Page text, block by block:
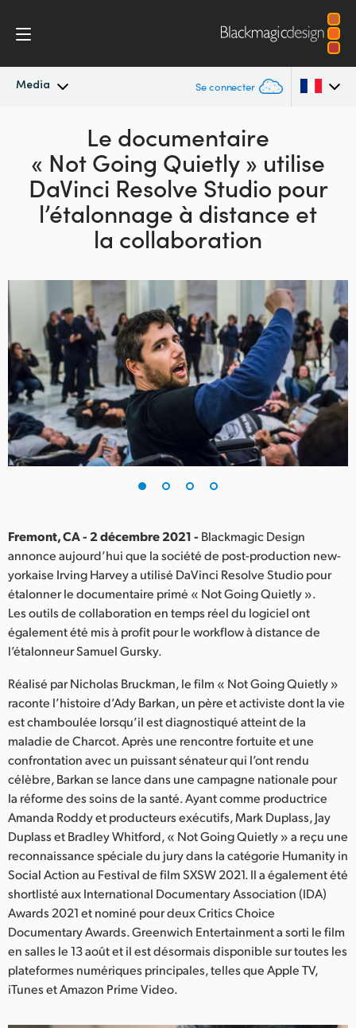
Media Se connecter
Archives de presse
Images de presse
Argentina
Australia
Austria
China
Denmark
Finland
France
Germany
Italy
Japan
Korea
Mexico
Malaysia
New Zealand
Norway
Poland
Singapore
South Africa
Spain
Sweden
Le documentaire
« Not Going Quietly » utilise
DaVinci Resolve Studio pour
l’étalonnage à distance et
la collaboration
Fremont, CA - 2 décembre 2021 - Blackmagic Design
annonce aujourd’hui que la société de post-production new-
yorkaise Irving Harvey a utilisé DaVinci Resolve Studio pour
étalonner le documentaire primé « Not Going Quietly ».
Les outils de collaboration en temps réel du logiciel ont
également été mis à profit pour le workflow à distance de
l’étalonneur Samuel Gursky.
Réalisé par Nicholas Bruckman, le film « Not Going Quietly »
raconte l’histoire d’Ady Barkan, un père et activiste dont la vie
est chamboulée lorsqu’il est diagnostiqué atteint de la
maladie de Charcot. Après une rencontre fortuite et une
confrontation avec un puissant sénateur qui l’ont rendu
célèbre, Barkan se lance dans une campagne nationale pour
la réforme des soins de la santé. Ayant comme productrice
Amanda Roddy et producteurs exécutifs, Mark Duplass, Jay
Duplass et Bradley Whitford, « Not Going Quietly » a reçu une
reconnaissance spéciale du jury dans la catégorie Humanity in
Social Action au Festival de film SXSW 2021. Il a également été
shortlisté aux International Documentary Association (IDA)
Awards 2021 et nominé pour deux Critics Choice
Documentary Awards. Greenwich Entertainment a sorti le film
en salles le 13 août et il est désormais disponible sur toutes les
plateformes numériques principales, telles que Apple TV,
iTunes et Amazon Prime Video.